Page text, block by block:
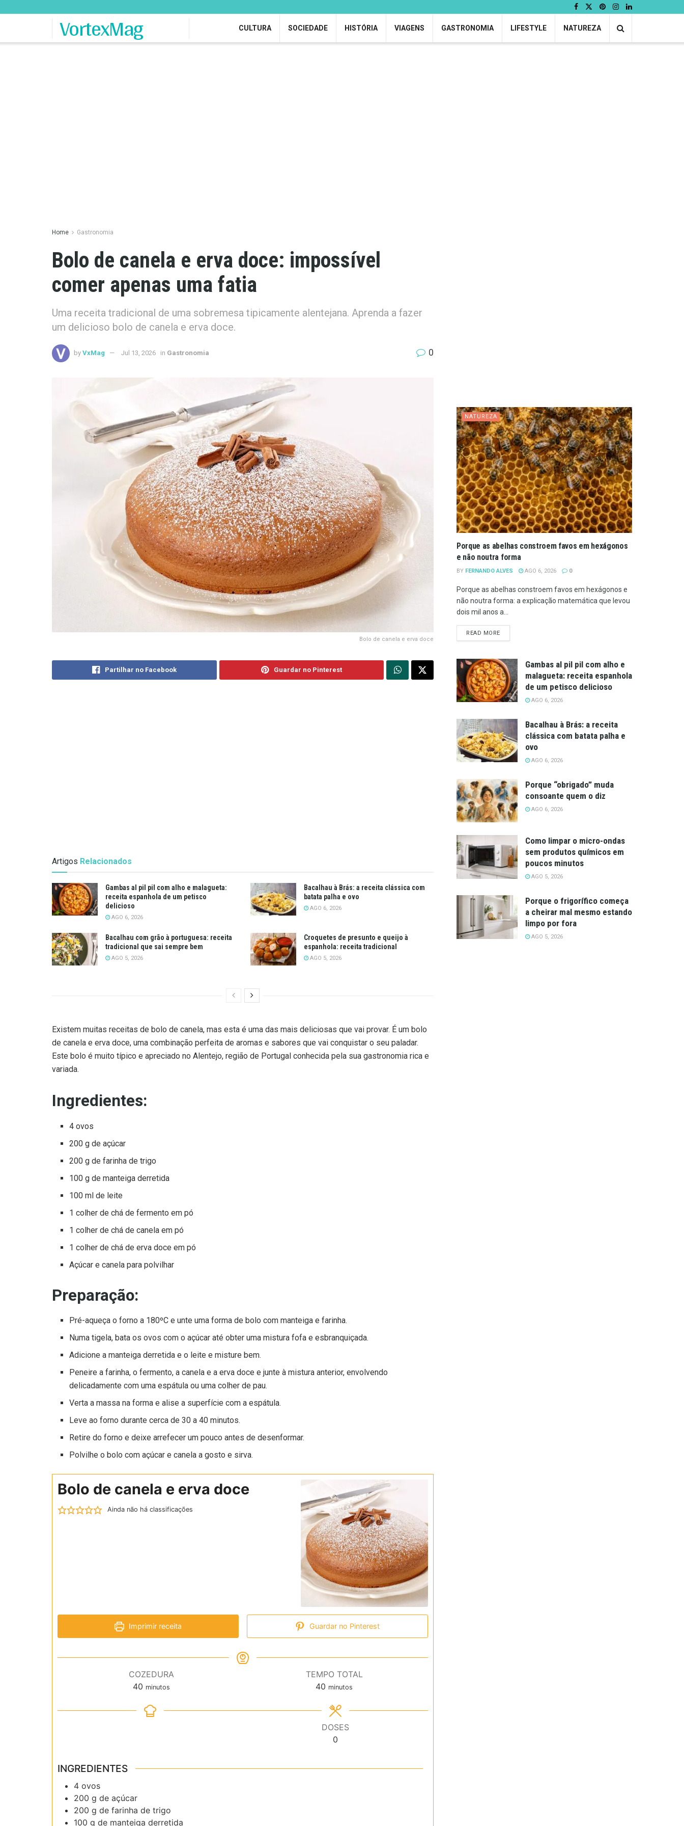
VortexMag CULTURA SOCIEDADE HISTÓRIA VIAGENS GASTRONOMIA LIFESTYLE NATUREZA
Home Gastronomia
Bolo de canela e erva doce: impossível
comer apenas uma fatia
Uma receita tradicional de uma sobremesa tipicamente alentejana. Aprenda a fazer
um delicioso bolo de canela e erva doce.
by VxMag Jul 13, 2026 in Gastronomia 0
Bolo de canela e erva doce
Partilhar no Facebook Guardar no Pinterest
Artigos Relacionados
Gambas al pil pil com alho e malagueta:
receita espanhola de um petisco
delicioso
AGO 6, 2026
Bacalhau à Brás: a receita clássica com
batata palha e ovo
AGO 6, 2026
Bacalhau com grão à portuguesa: receita
tradicional que sai sempre bem
AGO 5, 2026
Croquetes de presunto e queijo à
espanhola: receita tradicional
AGO 5, 2026
Existem muitas receitas de bolo de canela, mas esta é uma das mais deliciosas que vai provar. É um bolo
de canela e erva doce, uma combinação perfeita de aromas e sabores que vai conquistar o seu paladar.
Este bolo é muito típico e apreciado no Alentejo, região de Portugal conhecida pela sua gastronomia rica e
variada.
Ingredientes:
4 ovos
200 g de açúcar
200 g de farinha de trigo
100 g de manteiga derretida
100 ml de leite
1 colher de chá de fermento em pó
1 colher de chá de canela em pó
1 colher de chá de erva doce em pó
Açúcar e canela para polvilhar
Preparação:
Pré-aqueça o forno a 180ºC e unte uma forma de bolo com manteiga e farinha.
Numa tigela, bata os ovos com o açúcar até obter uma mistura fofa e esbranquiçada.
Adicione a manteiga derretida e o leite e misture bem.
Peneire a farinha, o fermento, a canela e a erva doce e junte à mistura anterior, envolvendo
delicadamente com uma espátula ou uma colher de pau.
Verta a massa na forma e alise a superfície com a espátula.
Leve ao forno durante cerca de 30 a 40 minutos.
Retire do forno e deixe arrefecer um pouco antes de desenformar.
Polvilhe o bolo com açúcar e canela a gosto e sirva.
Bolo de canela e erva doce
Ainda não há classificações
Imprimir receita Guardar no Pinterest
COZEDURA
40 minutos
minutos
TEMPO TOTAL
40 minutos
minutos
DOSES
0
INGREDIENTES
4 ovos
200 g de açúcar
200 g de farinha de trigo
100 g de manteiga derretida
NATUREZA
Porque as abelhas constroem favos em hexágonos
e não noutra forma
BY FERNANDO ALVES AGO 6, 2026 0
Porque as abelhas constroem favos em hexágonos e
não noutra forma: a explicação matemática que levou
dois mil anos a...
READ MOREDETAILS
Gambas al pil pil com alho e
malagueta: receita espanhola
de um petisco delicioso
AGO 6, 2026
Bacalhau à Brás: a receita
clássica com batata palha e
ovo
AGO 6, 2026
Porque “obrigado” muda
consoante quem o diz
AGO 6, 2026
Como limpar o micro-ondas
sem produtos químicos em
poucos minutos
AGO 5, 2026
Porque o frigorífico começa
a cheirar mal mesmo estando
limpo por fora
AGO 5, 2026